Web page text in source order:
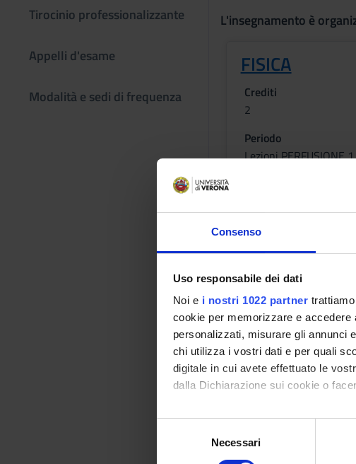
Consenso
Uso responsabile dei dati
Noi e i nostri 1022 partner
cookie per memorizzare e
personalizzati, misurare gli annunci
chi utilizza i vostri dati e per quali
digitale in cui avete effettuato le
dalla Dichiarazione sui cookie o
Con il tuo consenso, vorremmo
raccogliere informazioni
Necessari
Tirocinio professionalizzante
Appelli d'esame
Modalità e sedi di frequenza
L'insegnamento è
FISICA
Crediti
2
Periodo
Lezioni PERFUSIONE
Orario Lezioni
INFORMATICA
Crediti
1
Periodo
1 SEMESTRE
Docenti
Andrea Sboarina